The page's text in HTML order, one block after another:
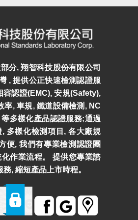
分, 翔智科技股份有限公司
, 提供公正快速檢測認證服
認證(EMC), 安規(Safety),
率, 車規, 鐵道設備檢測, NC
多樣化產品認證服務;通過
多樣化檢測項目, 各大廠規
便, 我們有專業檢測認證團
作業流程。 提供您專業諮
, 縮短產品上市時程。